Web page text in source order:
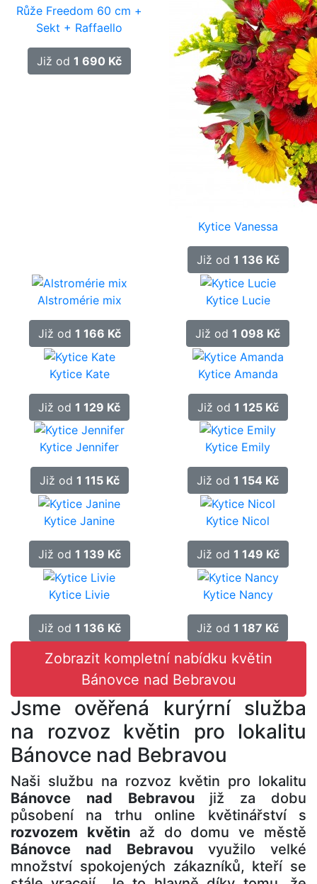
Růže Freedom 60 cm +
Sekt + Raffaello
Již od 1 690 Kč
Kytice Vanessa
Již od 1 136 Kč
Alstromérie mix
Již od 1 166 Kč
Kytice Lucie
Již od 1 098 Kč
Kytice Kate
Již od 1 129 Kč
Kytice Amanda
Již od 1 125 Kč
Kytice Jennifer
Již od 1 115 Kč
Kytice Emily
Již od 1 154 Kč
Kytice Janine
Již od 1 139 Kč
Kytice Nicol
Již od 1 149 Kč
Kytice Livie
Již od 1 136 Kč
Kytice Nancy
Již od 1 187 Kč
Zobrazit kompletní nabídku květin
Bánovce nad Bebravou
Jsme ověřená kurýrní služba
na rozvoz květin pro lokalitu
Bánovce nad Bebravou
Naši službu na rozvoz květin pro lokalitu
Bánovce nad Bebravoujiž za dobu
působení na trhu online květinářství s
rozvozem květinaž do domu ve městě
Bánovce nad Bebravou využilo velké
množství spokojených zákazníků, kteří se